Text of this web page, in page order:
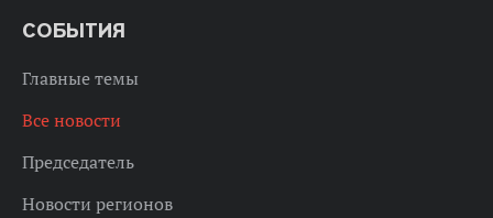
СОБЫТИЯ
Главные темы
Все новости
Председатель
Новости регионов